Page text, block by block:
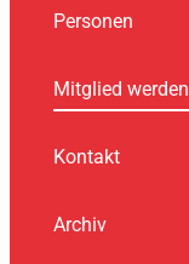
Personen
Mitglied werden
Kontakt
Archiv